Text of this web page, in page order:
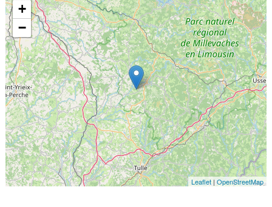
+
−
Leaflet |OpenStreetMap